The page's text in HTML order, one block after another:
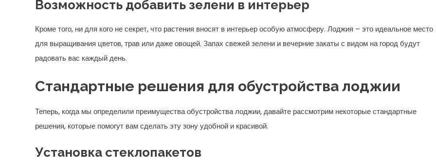
Возможность добавить зелени в интерьер
Кроме того, ни для кого не секрет, что растения вносят в интерьер особую атмосферу. Лоджия – это идеальное место
для выращивания цветов, трав или даже овощей. Запах свежей зелени и вечерние закаты с видом на город будут
радовать вас каждый день.
Стандартные решения для обустройства лоджии
Теперь, когда мы определили преимущества обустройства лоджии, давайте рассмотрим некоторые стандартные
решения, которые помогут вам сделать эту зону удобной и красивой.
Установка стеклопакетов